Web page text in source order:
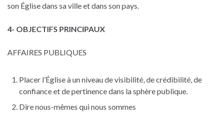
son Église dans sa ville et dans son pays.
4- OBJECTIFS PRINCIPAUX
AFFAIRES PUBLIQUES
Placer l’Église à un niveau de visibilité, de crédibilité, de
confiance et de pertinence dans la sphère publique.
Dire nous-mêmes qui nous sommes